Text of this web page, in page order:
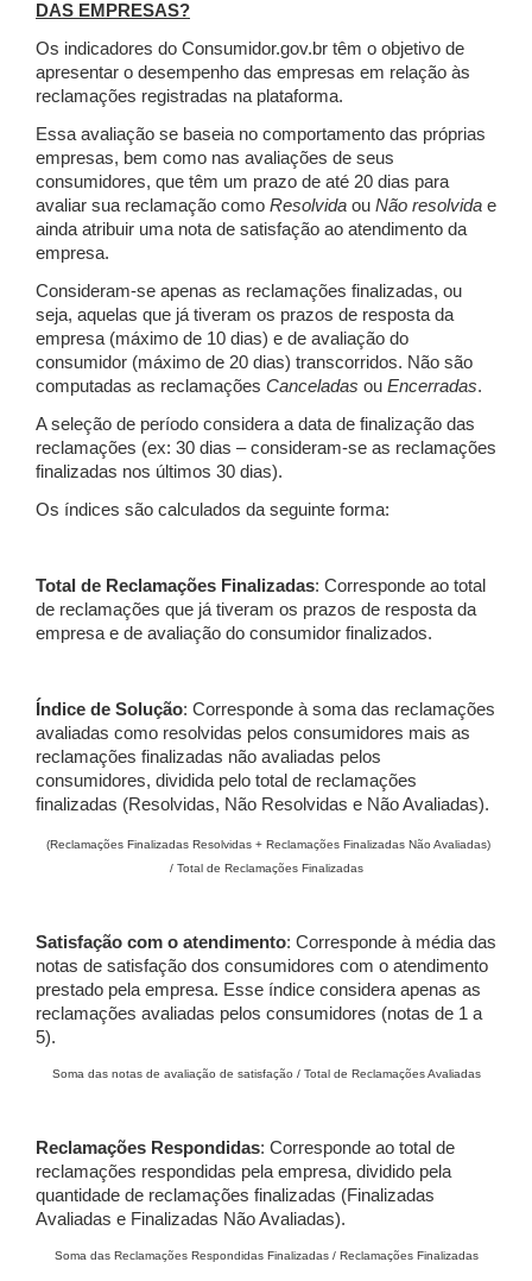
DAS EMPRESAS?
Os indicadores do Consumidor.gov.br têm o objetivo de
apresentar o desempenho das empresas em relação às
reclamações registradas na plataforma.
Essa avaliação se baseia no comportamento das próprias
empresas, bem como nas avaliações de seus
consumidores, que têm um prazo de até 20 dias para
avaliar sua reclamação como Resolvida ou Não resolvida e
ainda atribuir uma nota de satisfação ao atendimento da
empresa.
Consideram-se apenas as reclamações finalizadas, ou
seja, aquelas que já tiveram os prazos de resposta da
empresa (máximo de 10 dias) e de avaliação do
consumidor (máximo de 20 dias) transcorridos. Não são
computadas as reclamações Canceladas ou Encerradas.
A seleção de período considera a data de finalização das
reclamações (ex: 30 dias – consideram-se as reclamações
finalizadas nos últimos 30 dias).
Os índices são calculados da seguinte forma:
Total de Reclamações Finalizadas: Corresponde ao total
de reclamações que já tiveram os prazos de resposta da
empresa e de avaliação do consumidor finalizados.
Índice de Solução: Corresponde à soma das reclamações
avaliadas como resolvidas pelos consumidores mais as
reclamações finalizadas não avaliadas pelos
consumidores, dividida pelo total de reclamações
finalizadas (Resolvidas, Não Resolvidas e Não Avaliadas).
(Reclamações Finalizadas Resolvidas + Reclamações Finalizadas Não Avaliadas)
/ Total de Reclamações Finalizadas
Satisfação com o atendimento: Corresponde à média das
notas de satisfação dos consumidores com o atendimento
prestado pela empresa. Esse índice considera apenas as
reclamações avaliadas pelos consumidores (notas de 1 a
5).
Soma das notas de avaliação de satisfação / Total de Reclamações Avaliadas
Reclamações Respondidas: Corresponde ao total de
reclamações respondidas pela empresa, dividido pela
quantidade de reclamações finalizadas (Finalizadas
Avaliadas e Finalizadas Não Avaliadas).
Soma das Reclamações Respondidas Finalizadas / Reclamações Finalizadas